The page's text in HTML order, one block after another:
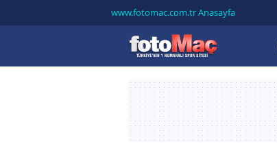
www.fotomac.com.tr Anasayfa